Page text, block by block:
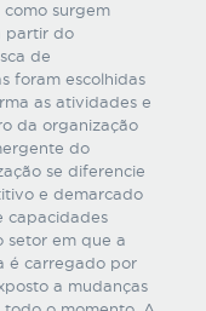
como surgem
partir do
de
foram escolhidas
as atividades e
da organização
do
se diferencie
e demarcado
capacidades
setor em que a
é carregado por
a mudanças